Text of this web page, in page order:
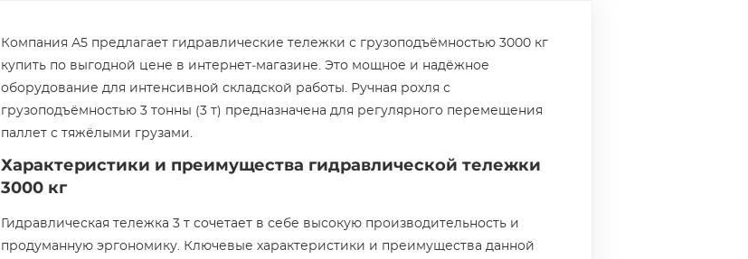
Компания А5 предлагает гидравлические тележки с грузоподъёмностью 3000 кг
купить по выгодной цене в интернет‑магазине. Это мощное и надёжное
оборудование для интенсивной складской работы. Ручная рохля с
грузоподъёмностью 3 тонны (3 т) предназначена для регулярного перемещения
паллет с тяжёлыми грузами.
Характеристики и преимущества гидравлической тележки
3000 кг
Гидравлическая тележка 3 т сочетает в себе высокую производительность и
продуманную эргономику. Ключевые характеристики и преимущества данной